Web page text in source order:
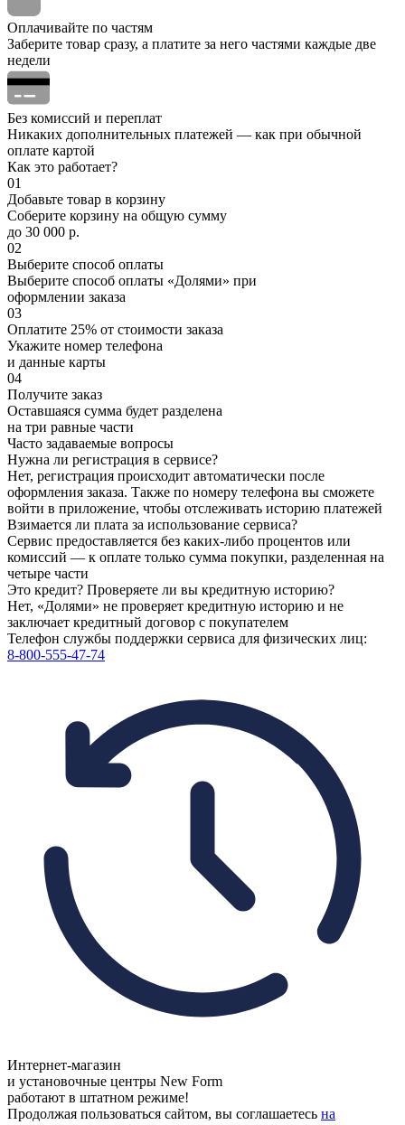
Оплачивайте по частям
Заберите товар сразу, а платите за него частями каждые две
недели
Без комиссий и переплат
Никаких дополнительных платежей — как при обычной
оплате картой
Как это работает?
01
Добавьте товар в корзину
Соберите корзину на общую сумму
до 30 000 р.
02
Выберите способ оплаты
Выберите способ оплаты «Долями» при
оформлении заказа
03
Оплатите 25% от стоимости заказа
Укажите номер телефона
и данные карты
04
Получите заказ
Оставшаяся сумма будет разделена
на три равные части
Часто задаваемые вопросы
Нужна ли регистрация в сервисе?
Нет, регистрация происходит автоматически после
оформления заказа. Также по номеру телефона вы сможете
войти в приложение, чтобы отслеживать историю платежей
Взимается ли плата за использование сервиса?
Сервис предоставляется без каких-либо процентов или
комиссий — к оплате только сумма покупки, разделенная на
четыре части
Это кредит? Проверяете ли вы кредитную историю?
Нет, «Долями» не проверяет кредитную историю и не
заключает кредитный договор с покупателем
Телефон службы поддержки сервиса для физических лиц:
8-800-555-47-74
Интернет-магазин
и установочные центры New Form
работают в штатном режиме!
Продолжая пользоваться сайтом, вы соглашаетесь на